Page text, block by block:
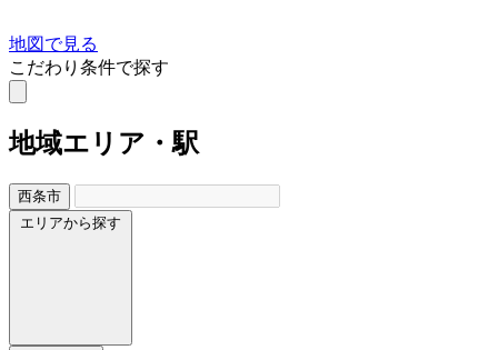
地図で見る
こだわり条件で探す
地域エリア・駅
西条市
エリアから探す